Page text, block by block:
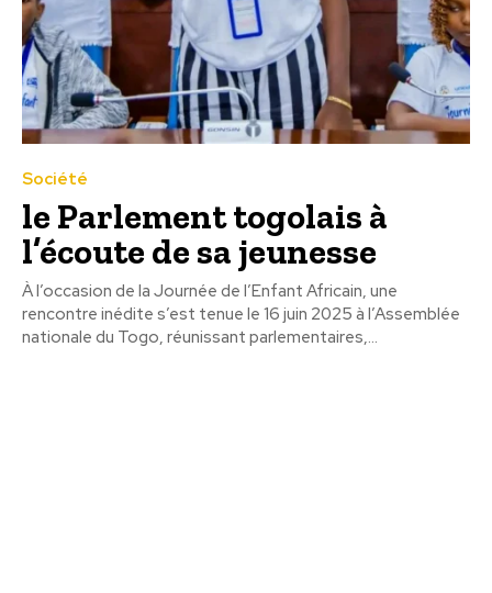
Société
le Parlement togolais à
l’écoute de sa jeunesse
À l’occasion de la Journée de l’Enfant Africain, une
rencontre inédite s’est tenue le 16 juin 2025 à l’Assemblée
nationale du Togo, réunissant parlementaires,...